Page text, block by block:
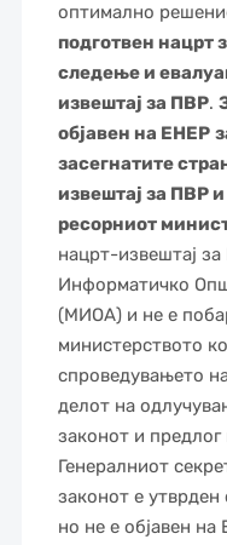
оптимално
подготвен нацрт
следење и
извештај за ПВР.
објавен на ЕНЕР
засегнатите
извештај за ПВР
ресорниот
нацрт-извештај
Информатичко
(МИОА) и не е
министерството
спроведувањето
делот на
законот и
Генералниот
законот е
но не е објавен